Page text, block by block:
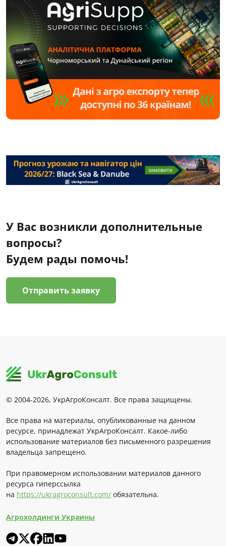
У Вас возникли дополнительные
вопросы?
Будем рады помочь!
Отправить заявку
© 2004-2026, УкрАгроКонсалт. Все права защищены.
Все права на материалы, опубликованные на данном
ресурсе, принадлежат УкрАгроКонсалт. Какое-либо
использование материалов без письменного разрешения
владельца запрещено.
При правомерном использовании материалов данного
ресурса гиперссылка
на https://ukragroconsult.com/ обязательна.
Агрохолдинги Украины